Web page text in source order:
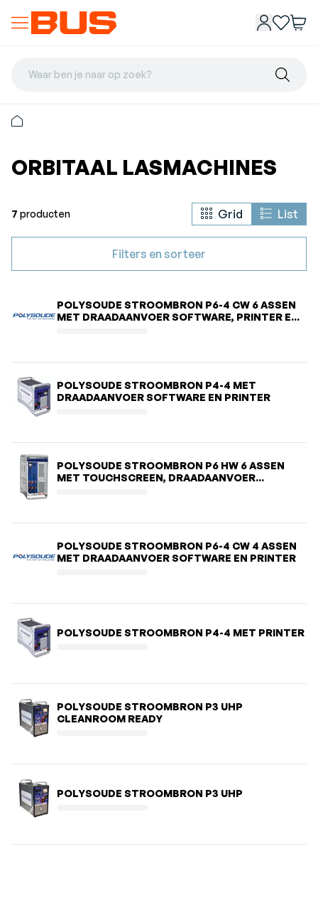
Waar ben je naar op zoek?
ORBITAAL LASMACHINES
7 producten Grid List
Filters en sorteer
POLYSOUDE STROOMBRON P6-4 CW 6 ASSEN
MET DRAADAANVOER SOFTWARE, PRINTER EN
POLYSOUDE STROOMBRON P4-4 MET
DRAADAANVOER SOFTWARE EN PRINTER
POLYSOUDE STROOMBRON P6 HW 6 ASSEN
MET TOUCHSCREEN, DRAADAANVOER
POLYSOUDE STROOMBRON P6-4 CW 4 ASSEN
MET DRAADAANVOER SOFTWARE EN PRINTER
POLYSOUDE STROOMBRON P4-4 MET PRINTER
POLYSOUDE STROOMBRON P3 UHP
CLEANROOM READY
POLYSOUDE STROOMBRON P3 UHP